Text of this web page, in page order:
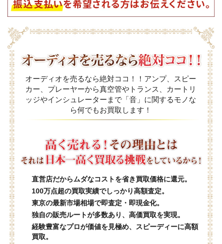
オーディオを売るなら絶対ココ！！アンプ、スピー
カー、プレーヤーから真空管やトランス、カートリ
ッジやインシュレーターまで「音」に関するモノな
ら何でもお買取します！
直営店だからムダなコストを省き買取価格に還元。
100万点超の買取実績でしっかり高額査定。
東京の最新市場相場で即査定・即現金化。
独自の販売ルートが多数あり、高価買取を実現。
経験豊富なプロが価値を見極め、スピーディーに高額
買取。